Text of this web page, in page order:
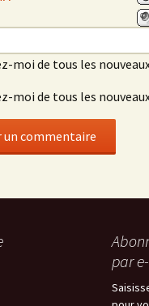
moi de tous les
moi de tous les
par